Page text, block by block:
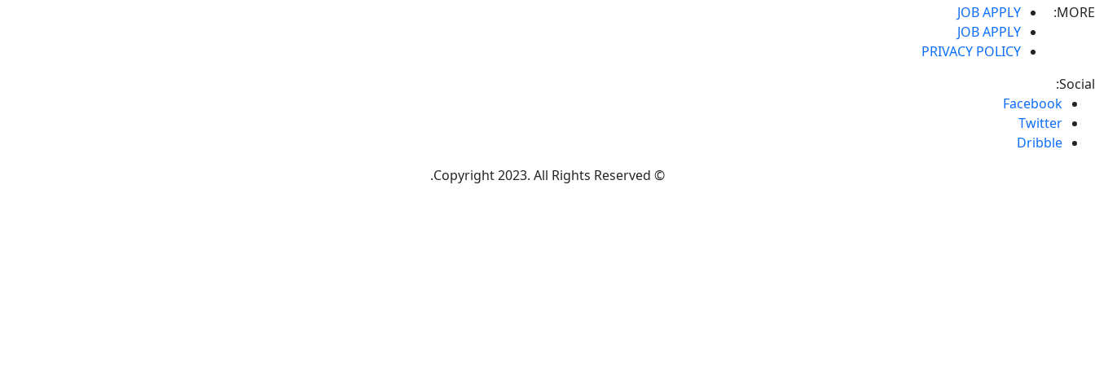
MORE:
JOB APPLY
JOB APPLY
PRIVACY POLICY
Social:
Facebook
Twitter
Dribble
© Copyright 2023. All Rights Reserved.